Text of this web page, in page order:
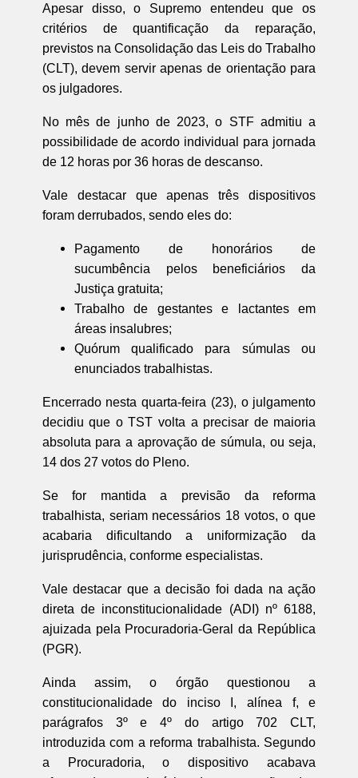
Apesar disso, o Supremo entendeu que os
critérios de quantificação da reparação,
previstos na Consolidação das Leis do Trabalho
(CLT), devem servir apenas de orientação para
os julgadores.
No mês de junho de 2023, o STF admitiu a
possibilidade de acordo individual para jornada
de 12 horas por 36 horas de descanso.
Vale destacar que apenas três dispositivos
foram derrubados, sendo eles do:
Pagamento de honorários de
sucumbência pelos beneficiários da
Justiça gratuita;
Trabalho de gestantes e lactantes em
áreas insalubres;
Quórum qualificado para súmulas ou
enunciados trabalhistas.
Encerrado nesta quarta-feira (23), o julgamento
decidiu que o TST volta a precisar de maioria
absoluta para a aprovação de súmula, ou seja,
14 dos 27 votos do Pleno.
Se for mantida a previsão da reforma
trabalhista, seriam necessários 18 votos, o que
acabaria dificultando a uniformização da
jurisprudência, conforme especialistas.
Vale destacar que a decisão foi dada na ação
direta de inconstitucionalidade (ADI) nº 6188,
ajuizada pela Procuradoria-Geral da República
(PGR).
Ainda assim, o órgão questionou a
constitucionalidade do inciso I, alínea f, e
parágrafos 3º e 4º do artigo 702 CLT,
introduzida com a reforma trabalhista. Segundo
a Procuradoria, o dispositivo acabava